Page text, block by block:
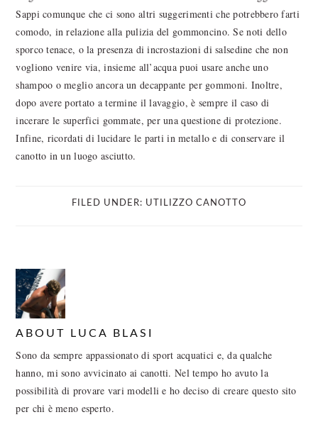
Sappi comunque che ci sono altri suggerimenti che potrebbero farti
comodo, in relazione alla pulizia del gommoncino. Se noti dello
sporco tenace, o la presenza di incrostazioni di salsedine che non
vogliono venire via, insieme all’acqua puoi usare anche uno
shampoo o meglio ancora un decappante per gommoni. Inoltre,
dopo avere portato a termine il lavaggio, è sempre il caso di
incerare le superfici gommate, per una questione di protezione.
Infine, ricordati di lucidare le parti in metallo e di conservare il
canotto in un luogo asciutto.
FILED UNDER: UTILIZZO CANOTTO
ABOUT LUCA BLASI
Sono da sempre appassionato di sport acquatici e, da qualche
hanno, mi sono avvicinato ai canotti. Nel tempo ho avuto la
possibilità di provare vari modelli e ho deciso di creare questo sito
per chi è meno esperto.